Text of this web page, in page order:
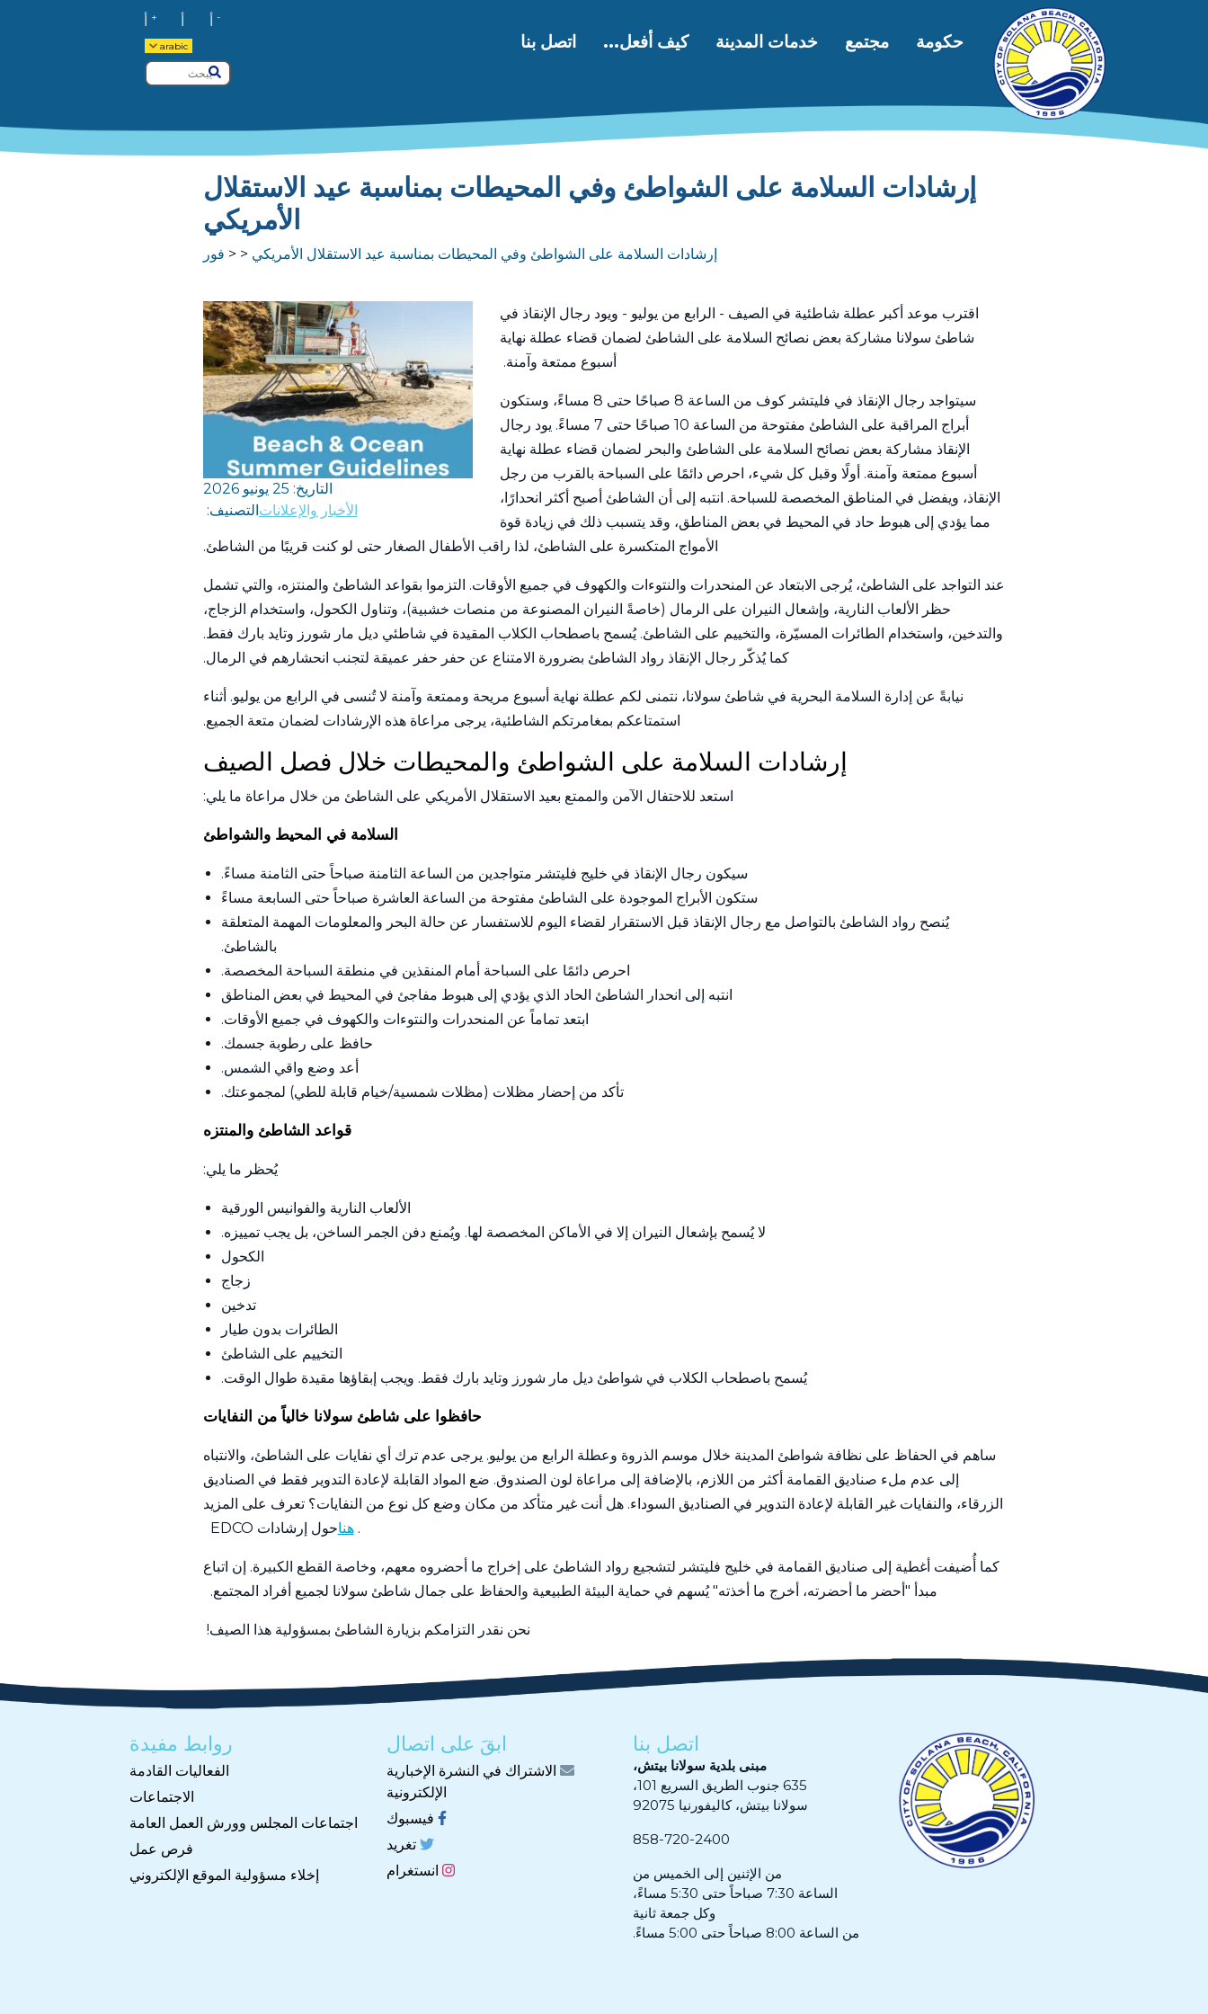
تجاوز إلى المحتوى الرئيسي
التنقل الرئيسي
حكومة مجتمع خدمات المدينة كيف أفعل... اتصل بنا
- أ أ + أ
arabic
يبحث يُقدِّم
إرشادات السلامة على الشواطئ وفي المحيطات بمناسبة عيد الاستقلال
الأمريكي
فور إرشادات السلامة على الشواطئ وفي المحيطات بمناسبة عيد الاستقلال الأمريكي
التاريخ: 25 يونيو 2026
التصنيف:الأخبار والإعلانات
اقترب موعد أكبر عطلة شاطئية في الصيف - الرابع من يوليو - ويود رجال الإنقاذ في
شاطئ سولانا مشاركة بعض نصائح السلامة على الشاطئ لضمان قضاء عطلة نهاية
أسبوع ممتعة وآمنة.
سيتواجد رجال الإنقاذ في فليتشر كوف من الساعة 8 صباحًا حتى 8 مساءً، وستكون
أبراج المراقبة على الشاطئ مفتوحة من الساعة 10 صباحًا حتى 7 مساءً. يود رجال
الإنقاذ مشاركة بعض نصائح السلامة على الشاطئ والبحر لضمان قضاء عطلة نهاية
أسبوع ممتعة وآمنة. أولًا وقبل كل شيء، احرص دائمًا على السباحة بالقرب من رجل
الإنقاذ، ويفضل في المناطق المخصصة للسباحة. انتبه إلى أن الشاطئ أصبح أكثر انحدارًا،
مما يؤدي إلى هبوط حاد في المحيط في بعض المناطق، وقد يتسبب ذلك في زيادة قوة
الأمواج المتكسرة على الشاطئ، لذا راقب الأطفال الصغار حتى لو كنت قريبًا من الشاطئ.
عند التواجد على الشاطئ، يُرجى الابتعاد عن المنحدرات والنتوءات والكهوف في جميع الأوقات. التزموا بقواعد الشاطئ والمنتزه، والتي تشمل
حظر الألعاب النارية، وإشعال النيران على الرمال (خاصةً النيران المصنوعة من منصات خشبية)، وتناول الكحول، واستخدام الزجاج،
والتدخين، واستخدام الطائرات المسيّرة، والتخييم على الشاطئ. يُسمح باصطحاب الكلاب المقيدة في شاطئي ديل مار شورز وتايد بارك فقط.
كما يُذكّر رجال الإنقاذ رواد الشاطئ بضرورة الامتناع عن حفر حفر عميقة لتجنب انحشارهم في الرمال.
نيابةً عن إدارة السلامة البحرية في شاطئ سولانا، نتمنى لكم عطلة نهاية أسبوع مريحة وممتعة وآمنة لا تُنسى في الرابع من يوليو. أثناء
استمتاعكم بمغامرتكم الشاطئية، يرجى مراعاة هذه الإرشادات لضمان متعة الجميع.
إرشادات السلامة على الشواطئ والمحيطات خلال فصل الصيف
استعد للاحتفال الآمن والممتع بعيد الاستقلال الأمريكي على الشاطئ من خلال مراعاة ما يلي:
السلامة في المحيط والشواطئ
سيكون رجال الإنقاذ في خليج فليتشر متواجدين من الساعة الثامنة صباحاً حتى الثامنة مساءً.
ستكون الأبراج الموجودة على الشاطئ مفتوحة من الساعة العاشرة صباحاً حتى السابعة مساءً
يُنصح رواد الشاطئ بالتواصل مع رجال الإنقاذ قبل الاستقرار لقضاء اليوم للاستفسار عن حالة البحر والمعلومات المهمة المتعلقة
بالشاطئ.
احرص دائمًا على السباحة أمام المنقذين في منطقة السباحة المخصصة.
انتبه إلى انحدار الشاطئ الحاد الذي يؤدي إلى هبوط مفاجئ في المحيط في بعض المناطق
ابتعد تماماً عن المنحدرات والنتوءات والكهوف في جميع الأوقات.
حافظ على رطوبة جسمك.
أعد وضع واقي الشمس.
تأكد من إحضار مظلات (مظلات شمسية/خيام قابلة للطي) لمجموعتك.
قواعد الشاطئ والمنتزه
يُحظر ما يلي:
الألعاب النارية والفوانيس الورقية
لا يُسمح بإشعال النيران إلا في الأماكن المخصصة لها. ويُمنع دفن الجمر الساخن، بل يجب تمييزه.
الكحول
زجاج
تدخين
الطائرات بدون طيار
التخييم على الشاطئ
يُسمح باصطحاب الكلاب في شواطئ ديل مار شورز وتايد بارك فقط. ويجب إبقاؤها مقيدة طوال الوقت.
حافظوا على شاطئ سولانا خالياً من النفايات
ساهم في الحفاظ على نظافة شواطئ المدينة خلال موسم الذروة وعطلة الرابع من يوليو. يرجى عدم ترك أي نفايات على الشاطئ، والانتباه
إلى عدم ملء صناديق القمامة أكثر من اللازم، بالإضافة إلى مراعاة لون الصندوق. ضع المواد القابلة لإعادة التدوير فقط في الصناديق
الزرقاء، والنفايات غير القابلة لإعادة التدوير في الصناديق السوداء. هل أنت غير متأكد من مكان وضع كل نوع من النفايات؟ تعرف على المزيد
حول إرشادات EDCOهنا.
كما أُضيفت أغطية إلى صناديق القمامة في خليج فليتشر لتشجيع رواد الشاطئ على إخراج ما أحضروه معهم، وخاصة القطع الكبيرة. إن اتباع
مبدأ "أحضر ما أحضرته، أخرج ما أخذته" يُسهم في حماية البيئة الطبيعية والحفاظ على جمال شاطئ سولانا لجميع أفراد المجتمع.
نحن نقدر التزامكم بزيارة الشاطئ بمسؤولية هذا الصيف!
اتصل بنا
مبنى بلدية سولانا بيتش،
635 جنوب الطريق السريع 101،
سولانا بيتش، كاليفورنيا 92075
858-720-2400
من الإثنين إلى الخميس من
الساعة 7:30 صباحاً حتى 5:30 مساءً،
وكل جمعة ثانية
من الساعة 8:00 صباحاً حتى 5:00 مساءً.
ابقَ على اتصال
الاشتراك في النشرة الإخبارية
الإلكترونية
فيسبوك
تغريد
انستغرام
روابط مفيدة
الفعاليات القادمة
الاجتماعات
اجتماعات المجلس وورش العمل العامة
فرص عمل
إخلاء مسؤولية الموقع الإلكتروني